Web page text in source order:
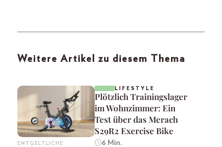
Weitere Artikel zu diesem Thema
ENTGELTLICHE
LIFESTYLE
Plötzlich Trainingslager
im Wohnzimmer: Ein
Test über das Merach
S29R2 Exercise Bike
6 Min.